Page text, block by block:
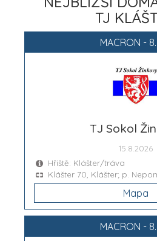
TJ
MACRON -
TJ Sokol
15.8.2026
Hřiště: Klášter/tráva
Klášter 70, Klášter; p.
Mapa
MACRON -